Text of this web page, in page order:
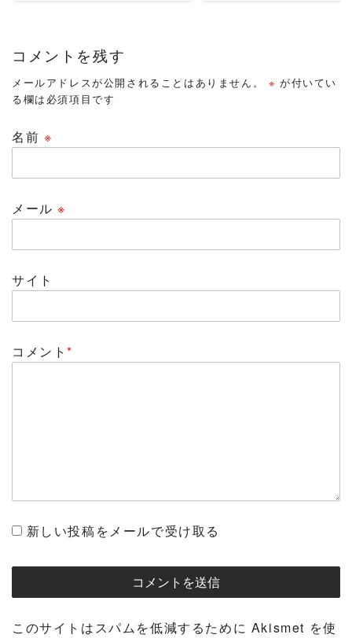
コメントを残す
メールアドレスが公開されることはありません。 ※ が付いてい
る欄は必須項目です
名前 ※
メール※
サイト
コメント*
新しい投稿をメールで受け取る
このサイトはスパムを低減するために Akismet を使